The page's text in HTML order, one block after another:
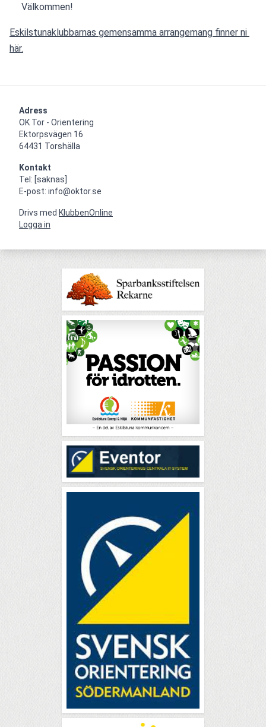
Välkommen!
Eskilstunaklubbarnas gemensamma arrangemang finner ni
här.
Adress
OK Tor - Orientering
Ektorpsvägen 16
64431 Torshälla
Kontakt
Tel: [saknas]
E-post: info@oktor.se
Drivs med KlubbenOnline
Logga in